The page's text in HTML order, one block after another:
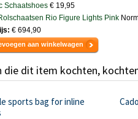
Schaatshoes € 19,95
Rio Figure Lights Pink
€ 694,90
aan winkelwagen
die dit item kochten,
sports bag for inline